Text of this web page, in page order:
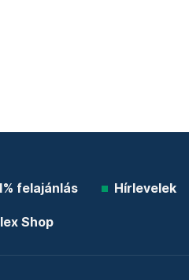
felajánlás Hírlevelek
Shop